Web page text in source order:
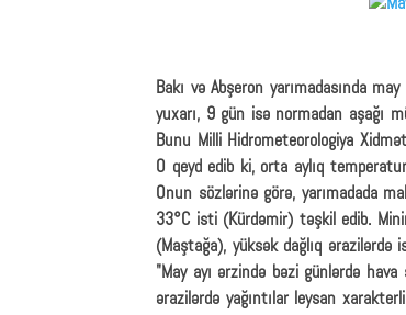
Bakı və Abşeron yarımadasında
yuxarı, 9 gün isə normadan aşağı
Bunu Milli Hidrometeorologiya
O qeyd edib ki, orta aylıq
Onun sözlərinə görə, yarımadada
33°C isti (Kürdəmir) təşkil edib.
(Maştağa), yüksək dağlıq ərazilərdə
"May ayı ərzində bəzi günlərdə
ərazilərdə yağıntılar leysan